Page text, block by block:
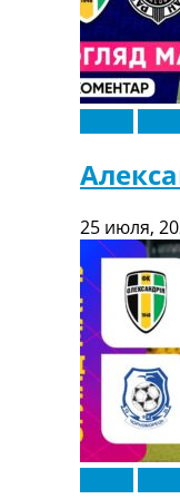
25 июля,